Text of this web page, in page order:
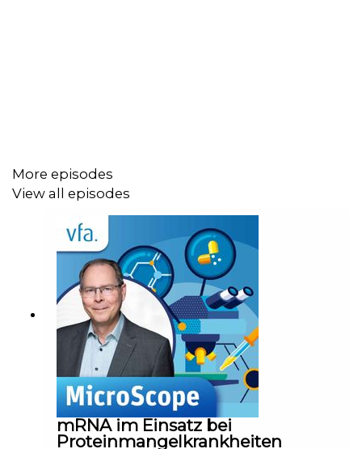
More episodes
View all episodes
mRNA im Einsatz bei
Proteinmangelkrankheiten